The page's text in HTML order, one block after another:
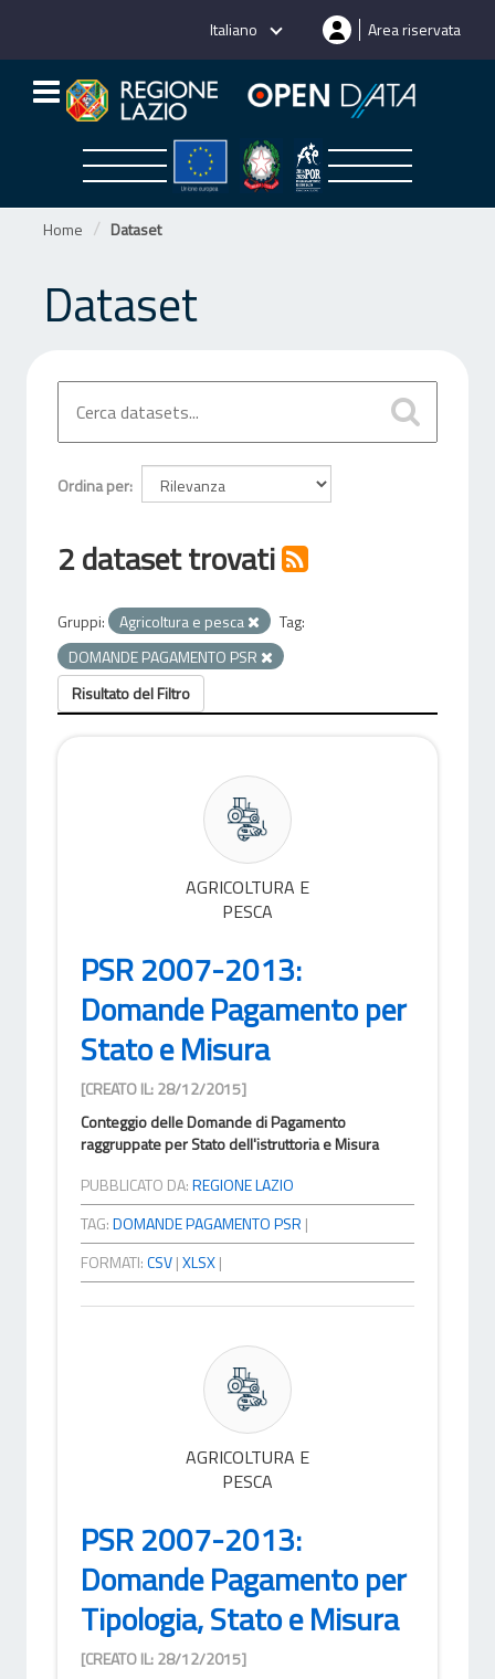
Italiano Area riservata
Home Dataset
Dataset
Ordina per
2 dataset trovati
Gruppi: Agricoltura e pesca
Tag:
DOMANDE PAGAMENTO PSR
Risultato del Filtro
AGRICOLTURA E
PESCA
PSR 2007-2013:
Domande Pagamento per
Stato e Misura
[CREATO IL: 28/12/2015]
Conteggio delle Domande di Pagamento
raggruppate per Stato dell'istruttoria e Misura
PUBBLICATO DA:REGIONE LAZIO
TAG:DOMANDE PAGAMENTO PSR |
FORMATI:CSV|XLSX|
AGRICOLTURA E
PESCA
PSR 2007-2013:
Domande Pagamento per
Tipologia, Stato e Misura
[CREATO IL: 28/12/2015]